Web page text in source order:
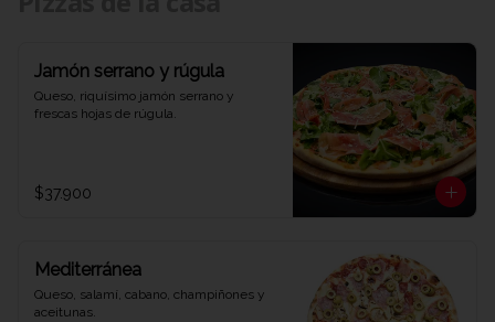
Jamón serrano y rúgula
Queso, riquísimo jamón serrano y
frescas hojas de rúgula.
$37.900
Mediterránea
Queso, salamí, cabano, champiñones y
aceitunas.